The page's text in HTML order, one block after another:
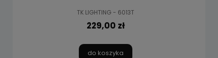
TK LIGHTING - 6013T
229,00 zł
do koszyka